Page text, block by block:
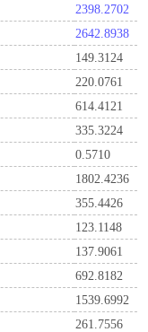
2398.2702
2642.8938
149.3124
220.0761
614.4121
335.3224
0.5710
1802.4236
355.4426
123.1148
137.9061
692.8182
1539.6992
261.7556